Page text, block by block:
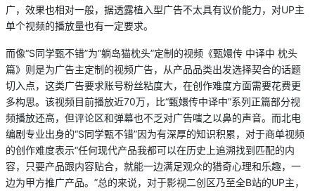
广，效果也相对一般，据透露植入型广告不太具有议价能力，对UP主
单个视频的播放量也有一定要求。
而像“S同学甄不错”为“躺岛猫枕头”定制的视频《甄嬛传 中译中 枕头
篇》则是为广告主定制的视频广告，从产品品类出发选择契合的话题
切入点，这类广告要求账号粉丝粘度大，在创作难度方面需要花费更
多构思。该视频目前播放近70万，比“甄嬛传中译中”系列正篇部分视
频播放还高，但评论区和弹幕也不乏对广告嗤之以鼻的声音。而北电
编剧专业出身的“S同学甄不错”因为有深厚的知识积累，对于商单视频
的创作难度表示“任何现代产品我都可以在历史上追溯找到匹配的内
容，只要产品跟内容贴合，就能一边满足观众的猎奇心理和乐趣，一
边为甲方推广产品。”总的来说，对于影视二创区乃至全B站的UP主，